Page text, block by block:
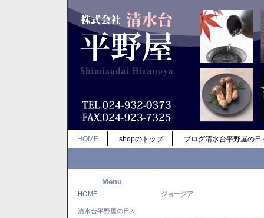
HOME shopのトップ ブログ清水台平野屋の日
Menu
HOME
清水台平野屋の日々
ジョージア